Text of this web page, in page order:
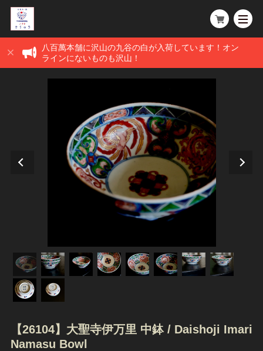
八百萬本舗に沢山の九谷の白が入荷しています！オン
ラインにないものも沢山！
【26104】大聖寺伊万里 中鉢 / Daishoji Imari
Namasu Bowl